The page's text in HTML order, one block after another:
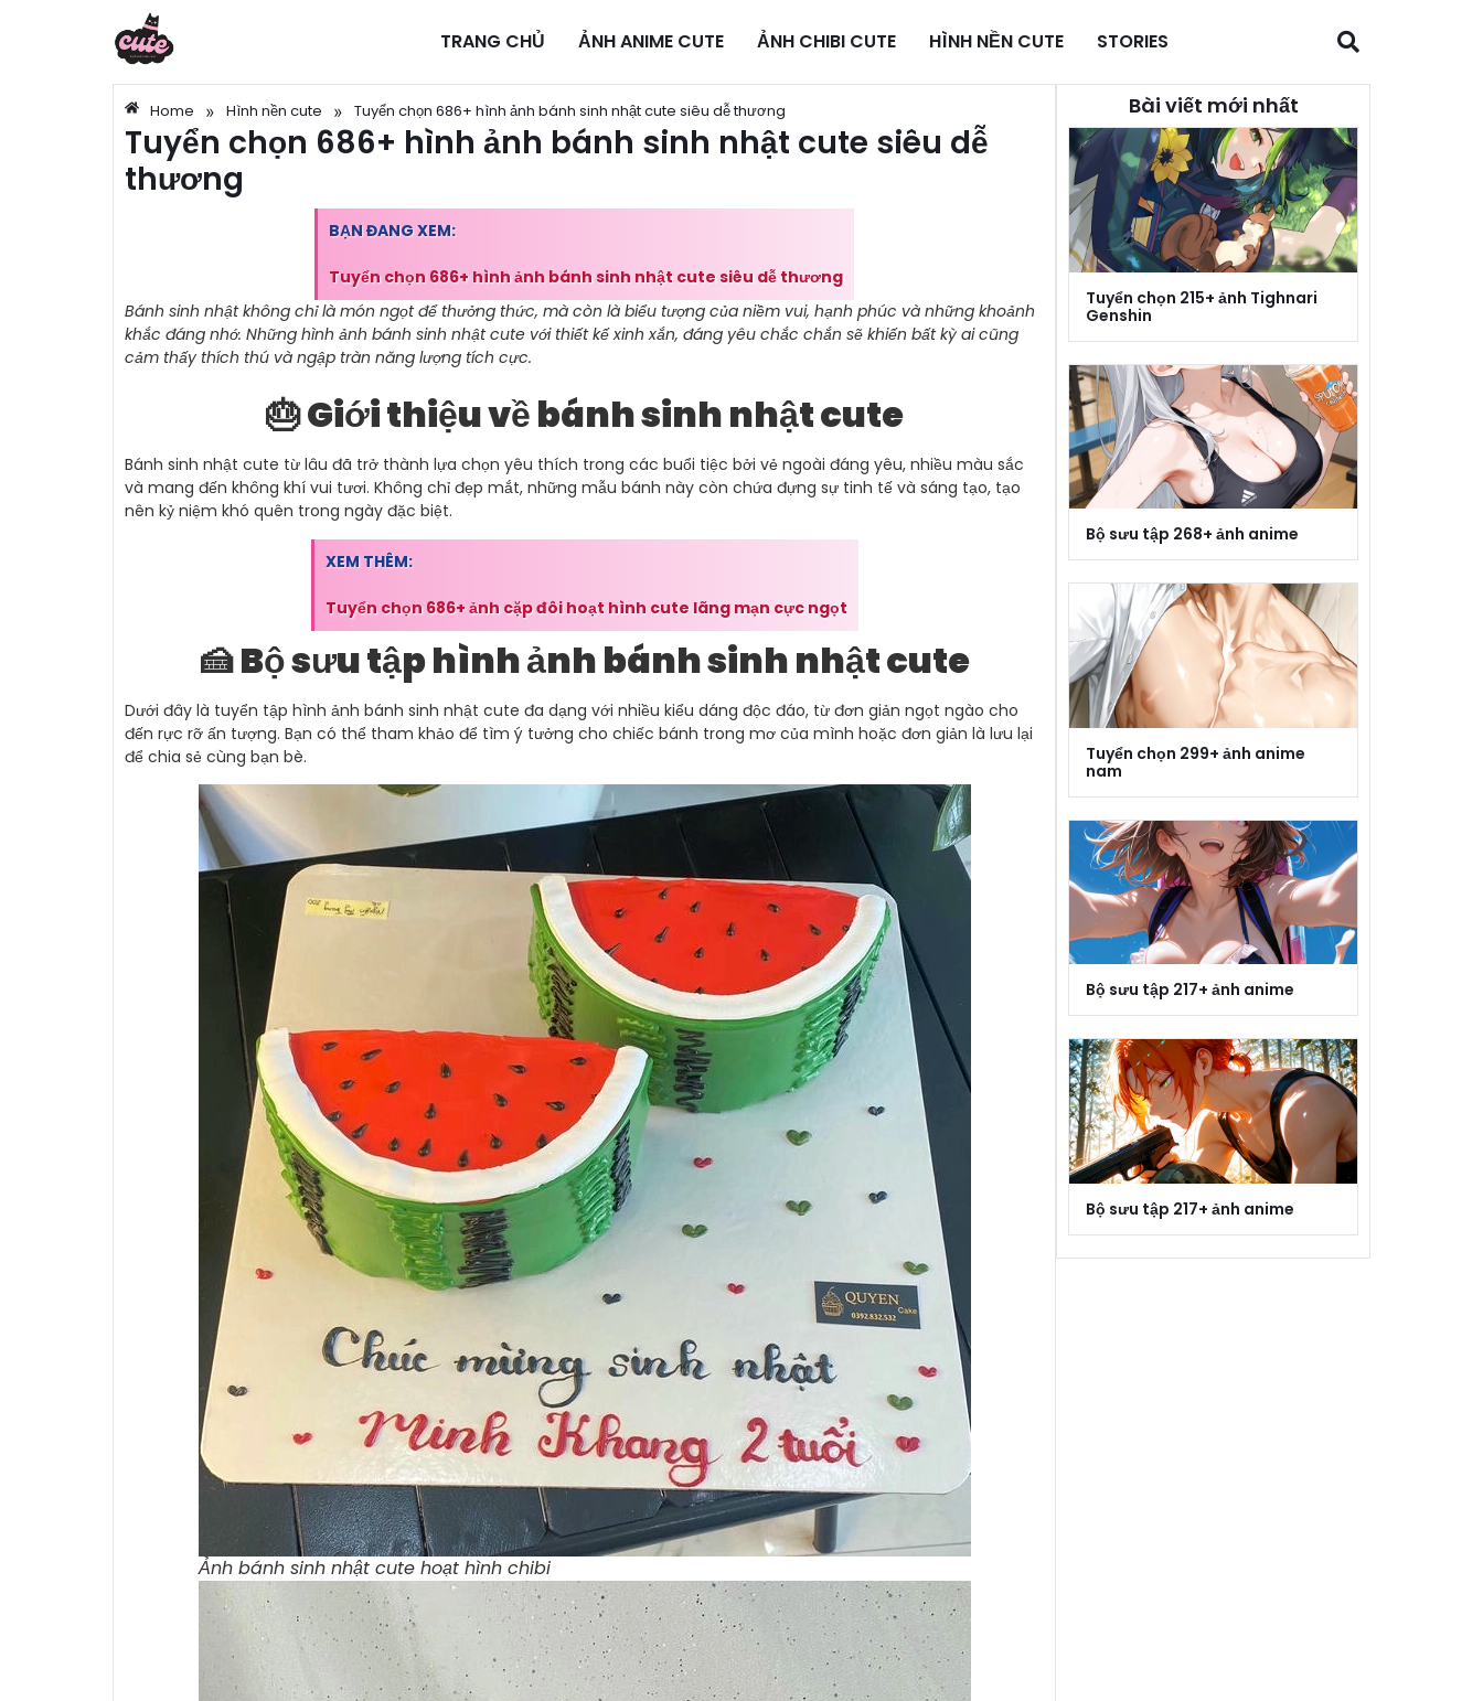
TRANG CHỦ ẢNH ANIME CUTE ẢNH CHIBI CUTE HÌNH NỀN CUTE STORIES
Home » Hình nền cute » Tuyển chọn 686+ hình ảnh bánh sinh nhật cute siêu dễ thương
Tuyển chọn 686+ hình ảnh bánh sinh nhật cute siêu dễ
thương
BẠN ĐANG XEM:
Tuyển chọn 686+ hình ảnh bánh sinh nhật cute siêu dễ thương
Bánh sinh nhật không chỉ là món ngọt để thưởng thức, mà còn là biểu tượng của niềm vui, hạnh phúc và những khoảnh
khắc đáng nhớ. Những hình ảnh bánh sinh nhật cute với thiết kế xinh xắn, đáng yêu chắc chắn sẽ khiến bất kỳ ai cũng
cảm thấy thích thú và ngập tràn năng lượng tích cực.
🎂 Giới thiệu về bánh sinh nhật cute
Bánh sinh nhật cute từ lâu đã trở thành lựa chọn yêu thích trong các buổi tiệc bởi vẻ ngoài đáng yêu, nhiều màu sắc
và mang đến không khí vui tươi. Không chỉ đẹp mắt, những mẫu bánh này còn chứa đựng sự tinh tế và sáng tạo, tạo
nên kỷ niệm khó quên trong ngày đặc biệt.
XEM THÊM:
Tuyển chọn 686+ ảnh cặp đôi hoạt hình cute lãng mạn cực ngọt
🍰 Bộ sưu tập hình ảnh bánh sinh nhật cute
Dưới đây là tuyển tập hình ảnh bánh sinh nhật cute đa dạng với nhiều kiểu dáng độc đáo, từ đơn giản ngọt ngào cho
đến rực rỡ ấn tượng. Bạn có thể tham khảo để tìm ý tưởng cho chiếc bánh trong mơ của mình hoặc đơn giản là lưu lại
để chia sẻ cùng bạn bè.
Ảnh bánh sinh nhật cute hoạt hình chibi
Bài viết mới nhất
Tuyển chọn 215+ ảnh Tighnari
Genshin
Bộ sưu tập 268+ ảnh anime
Tuyển chọn 299+ ảnh anime
nam
Bộ sưu tập 217+ ảnh anime
Bộ sưu tập 217+ ảnh anime